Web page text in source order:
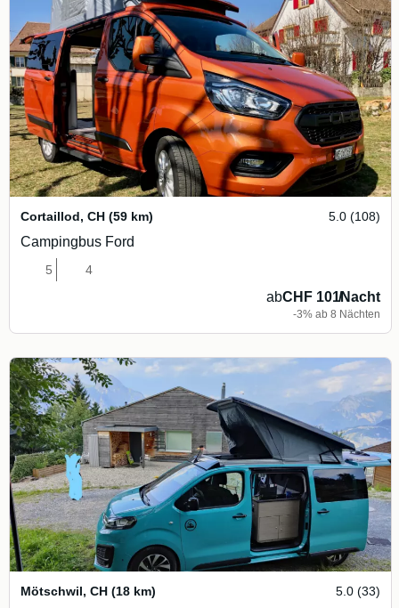
Cortaillod, CH (59 km) 5.0 (108)
Campingbus Ford
5 4
abCHF 101/Nacht
-3% ab 8 Nächten
Mötschwil, CH (18 km) 5.0 (33)